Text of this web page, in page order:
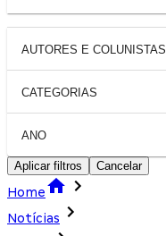
AUTORES E COLUNISTAS
CATEGORIAS
ANO
Aplicar filtros Cancelar
Home
Notícias